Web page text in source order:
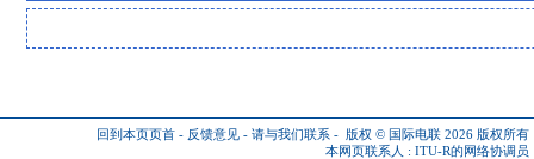
回到本页页首 - 反馈意见 - 请与我们联系 - 版权 © 国际电联 2026 版权所有
本网页联系人 : ITU-R的网络协调员